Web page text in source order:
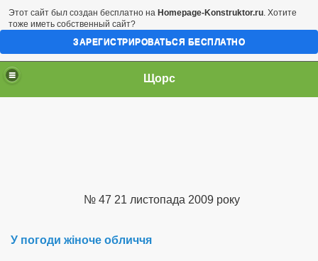
Щорс
№ 47 21 листопада 2009 року
У погоди жіноче обличчя
Этот сайт был создан бесплатно на Homepage-Konstruktor.ru. Хотите
тоже иметь собственный сайт?
ЗАРЕГИСТРИРОВАТЬСЯ БЕСПЛАТНО